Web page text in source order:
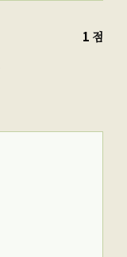
1 점